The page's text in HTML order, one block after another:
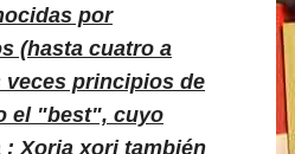
por
(hasta cuatro a
veces principios de
el "best", cuyo
Xoria xori también